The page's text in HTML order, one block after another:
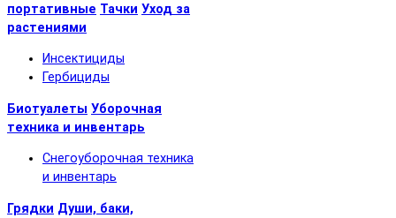
портативные Тачки Уход за
растениями
Инсектициды
Гербициды
Биотуалеты Уборочная
техника и инвентарь
Снегоуборочная техника
и инвентарь
Грядки Души, баки,